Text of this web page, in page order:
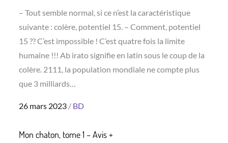
– Tout semble normal, si ce n’est la caractéristique
suivante : colère, potentiel 15. – Comment, potentiel
15 ?? C’est impossible ! C’est quatre fois la limite
humaine !!! Ab irato signifie en latin sous le coup de la
colère. 2111, la population mondiale ne compte plus
que 3 milliards…
Posted
26 mars 2023 BD
Mon chaton, tome 1 – Avis +